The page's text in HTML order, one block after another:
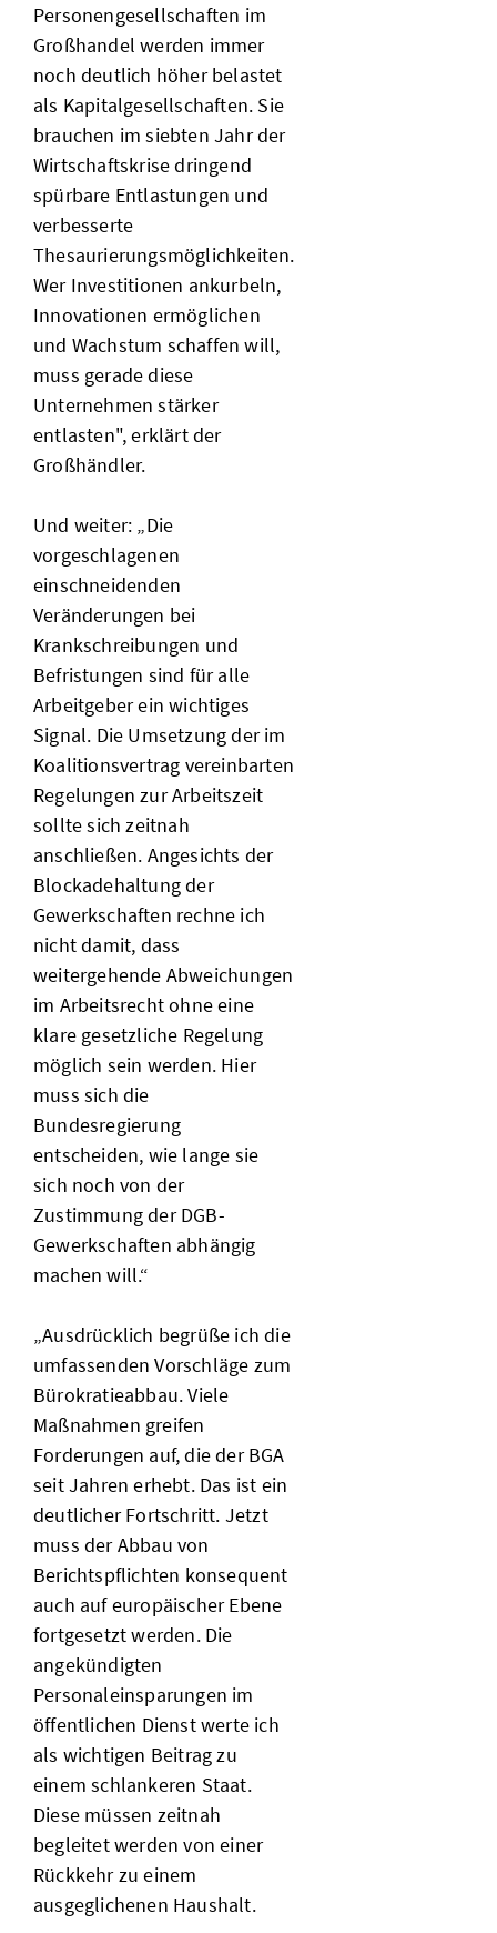
Personengesellschaften im
Großhandel werden immer
noch deutlich höher belastet
als Kapitalgesellschaften. Sie
brauchen im siebten Jahr der
Wirtschaftskrise dringend
spürbare Entlastungen und
verbesserte
Thesaurierungsmöglichkeiten.
Wer Investitionen ankurbeln,
Innovationen ermöglichen
und Wachstum schaffen will,
muss gerade diese
Unternehmen stärker
entlasten", erklärt der
Großhändler.
Und weiter: „Die
vorgeschlagenen
einschneidenden
Veränderungen bei
Krankschreibungen und
Befristungen sind für alle
Arbeitgeber ein wichtiges
Signal. Die Umsetzung der im
Koalitionsvertrag vereinbarten
Regelungen zur Arbeitszeit
sollte sich zeitnah
anschließen. Angesichts der
Blockadehaltung der
Gewerkschaften rechne ich
nicht damit, dass
weitergehende Abweichungen
im Arbeitsrecht ohne eine
klare gesetzliche Regelung
möglich sein werden. Hier
muss sich die
Bundesregierung
entscheiden, wie lange sie
sich noch von der
Zustimmung der DGB-
Gewerkschaften abhängig
machen will.“
„Ausdrücklich begrüße ich die
umfassenden Vorschläge zum
Bürokratieabbau. Viele
Maßnahmen greifen
Forderungen auf, die der BGA
seit Jahren erhebt. Das ist ein
deutlicher Fortschritt. Jetzt
muss der Abbau von
Berichtspflichten konsequent
auch auf europäischer Ebene
fortgesetzt werden. Die
angekündigten
Personaleinsparungen im
öffentlichen Dienst werte ich
als wichtigen Beitrag zu
einem schlankeren Staat.
Diese müssen zeitnah
begleitet werden von einer
Rückkehr zu einem
ausgeglichenen Haushalt.